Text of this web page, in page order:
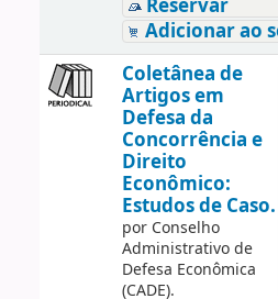
Reservar
Adicionar ao
Coletânea de
Artigos em
Defesa da
Concorrência e
Direito
Econômico:
Estudos de Caso.
por Conselho
Administrativo de
Defesa Econômica
(CADE).